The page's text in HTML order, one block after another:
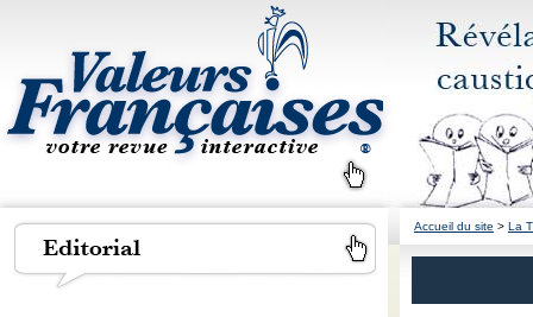
Accueil du site > La